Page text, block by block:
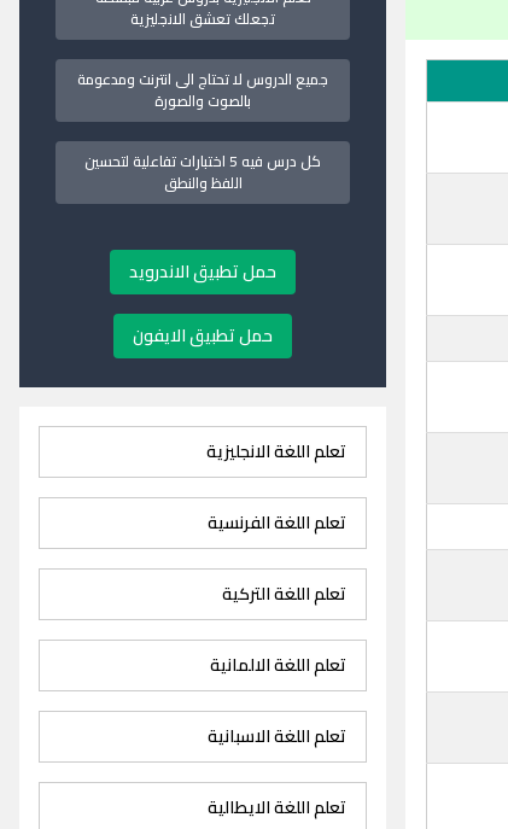
تجعلك تعشق الانجليزية
جميع الدروس لا تحتاج الى انترنت ومدعومة
بالصوت والصورة
كل درس فيه 5 اختبارات تفاعلية لتحسين
اللفظ والنطق
حمل تطبيق الاندرويد
حمل تطبيق الايفون
تعلم اللغة الانجليزية
تعلم اللغة الفرنسية
تعلم اللغة التركية
تعلم اللغة الالمانية
تعلم اللغة الاسبانية
تعلم اللغة الايطالية